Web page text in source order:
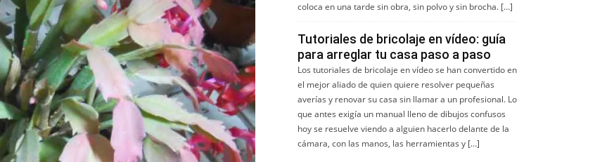
coloca en una tarde sin obra, sin polvo y sin brocha. […]
Tutoriales de bricolaje en vídeo: guía
para arreglar tu casa paso a paso
Los tutoriales de bricolaje en vídeo se han convertido en
el mejor aliado de quien quiere resolver pequeñas
averías y renovar su casa sin llamar a un profesional. Lo
que antes exigía un manual lleno de dibujos confusos
hoy se resuelve viendo a alguien hacerlo delante de la
cámara, con las manos, las herramientas y […]